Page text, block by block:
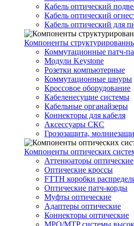
Кабель оптический
Кабель оптический
Кабель оптический для
Компоненты
Коммутационные патч-
Модули Keystone
Розетки компьютерные
Коммутационные шнуры
Кроссовое оборудование
Кабеленесущие системы
Кабельные органайзеры
Коннекторы для кабеля
Аксессуары СКС
Грозозащита,
Компоненты оптических
Аттенюаторы оптические
Оптические кроссы
FTTH коробки
Оптические патч-корды
Муфты оптические
Адаптеры оптические
Коннекторы оптические
MPO/MTP системы